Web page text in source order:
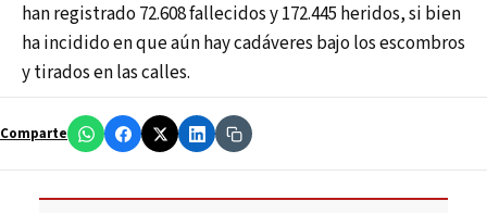
han registrado 72.608 fallecidos y 172.445 heridos, si bien
ha incidido en que aún hay cadáveres bajo los escombros
y tirados en las calles.
Comparte